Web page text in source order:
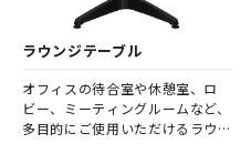
ラウンジテーブル
オフィスの待合室や休憩室、ロ
ビー、ミーティングルームなど、
多目的にご使用いただけるラウ